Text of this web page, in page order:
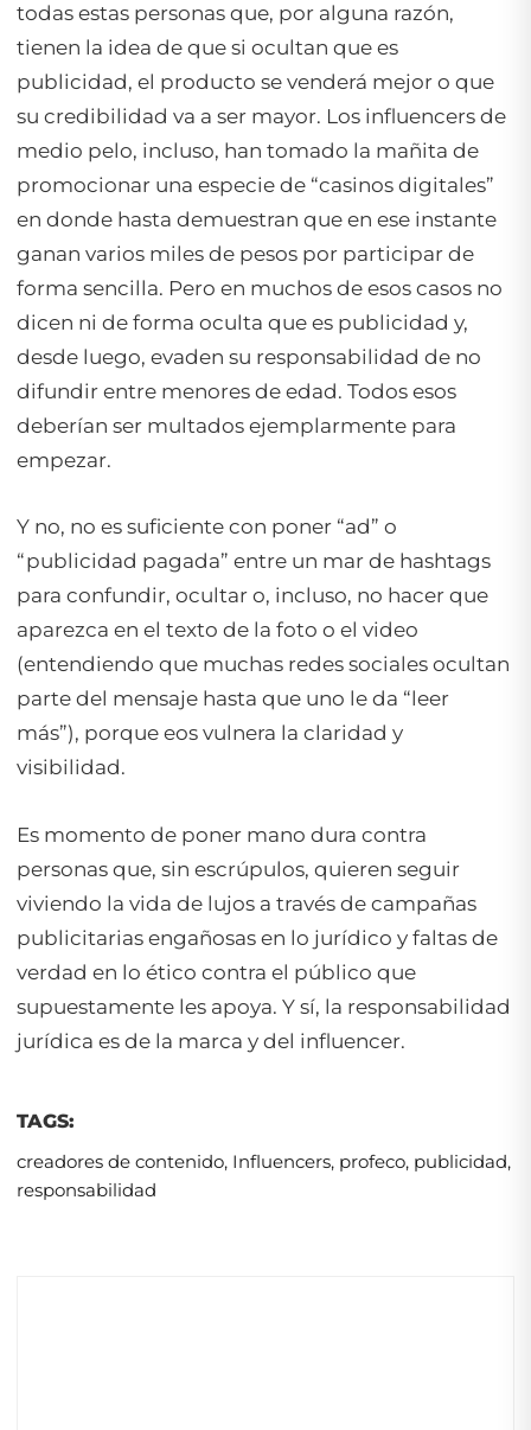
todas estas personas que, por alguna razón,
tienen la idea de que si ocultan que es
publicidad, el producto se venderá mejor o que
su credibilidad va a ser mayor. Los influencers de
medio pelo, incluso, han tomado la mañita de
promocionar una especie de “casinos digitales”
en donde hasta demuestran que en ese instante
ganan varios miles de pesos por participar de
forma sencilla. Pero en muchos de esos casos no
dicen ni de forma oculta que es publicidad y,
desde luego, evaden su responsabilidad de no
difundir entre menores de edad. Todos esos
deberían ser multados ejemplarmente para
empezar.
Y no, no es suficiente con poner “ad” o
“publicidad pagada” entre un mar de hashtags
para confundir, ocultar o, incluso, no hacer que
aparezca en el texto de la foto o el video
(entendiendo que muchas redes sociales ocultan
parte del mensaje hasta que uno le da “leer
más”), porque eos vulnera la claridad y
visibilidad.
Es momento de poner mano dura contra
personas que, sin escrúpulos, quieren seguir
viviendo la vida de lujos a través de campañas
publicitarias engañosas en lo jurídico y faltas de
verdad en lo ético contra el público que
supuestamente les apoya. Y sí, la responsabilidad
jurídica es de la marca y del influencer.
TAGS:
creadores de contenido, Influencers, profeco, publicidad,
responsabilidad